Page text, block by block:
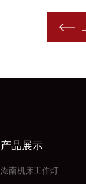
产品展示
湖南机床工作灯